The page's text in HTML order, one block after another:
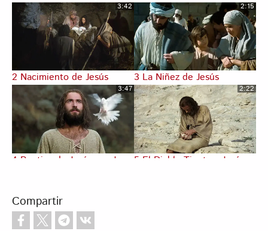
3:42
2 Nacimiento de Jesús
2:15
3 La Niñez de Jesús
3:47
4 Bautizo de Jesús por Juan
2:22
5 El Diablo Tienta a Jesús
Compartir